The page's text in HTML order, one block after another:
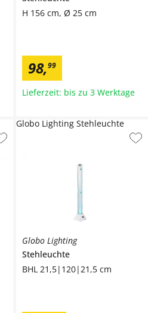
H 156 cm, Ø 25 cm
98,99
Lieferzeit: bis zu 3 Werktage
Globo Lighting
Stehleuchte
BHL 21,5|120|21,5 cm
Globo Lighting Stehleuchte